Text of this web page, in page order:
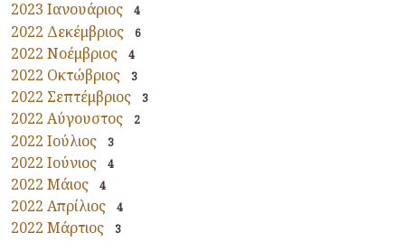
2023 Ιανουάριος 4
2022 Δεκέμβριος 6
2022 Νοέμβριος 4
2022 Οκτώβριος 3
2022 Σεπτέμβριος 3
2022 Αύγουστος 2
2022 Ιούλιος 3
2022 Ιούνιος 4
2022 Μάιος 4
2022 Απρίλιος 4
2022 Μάρτιος 3